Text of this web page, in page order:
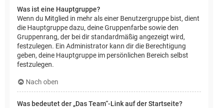
Was ist eine Hauptgruppe?
Wenn du Mitglied in mehr als einer Benutzergruppe bist, dient
die Hauptgruppe dazu, deine Gruppenfarbe sowie den
Gruppenrang, der bei dir standardmäßig angezeigt wird,
festzulegen. Ein Administrator kann dir die Berechtigung
geben, deine Hauptgruppe im persönlichen Bereich selbst
festzulegen.
Nach oben
Was bedeutet der „Das Team“-Link auf der Startseite?